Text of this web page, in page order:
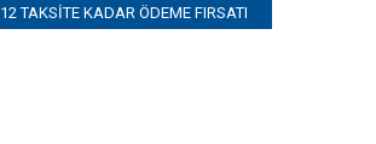
12 TAKSITE KADAR ÖDEME FIRSATI